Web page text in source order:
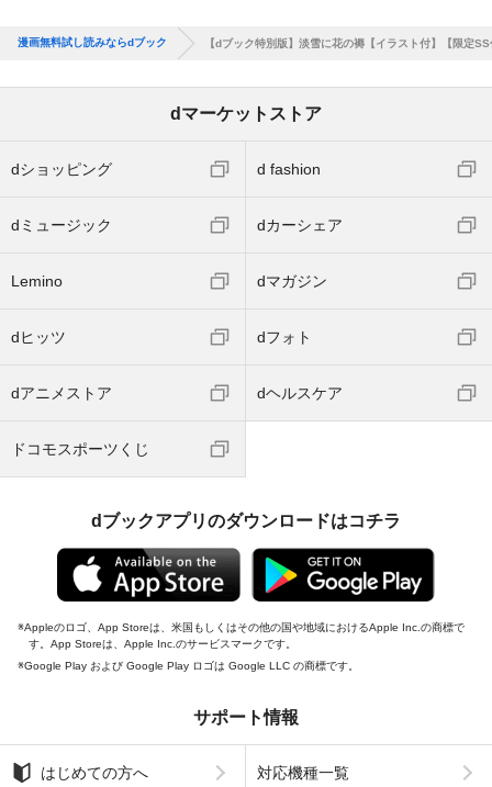
漫画無料試し読みならdブック 【dブック特別版】淡雪に花の褥【イラスト付】【限定
dマーケットストア
dショッピング d fashion
dミュージック dカーシェア
Lemino dマガジン
dヒッツ dフォト
dアニメストア dヘルスケア
ドコモスポーツくじ
dブックアプリのダウンロードはコチラ
Appleのロゴ、App Storeは、米国もしくはその他の国や地域におけるApple Inc.の商標で
す。App Storeは、Apple Inc.のサービスマークです。
Google Play および Google Play ロゴは Google LLC の商標です。
サポート情報
はじめての方へ 対応機種一覧